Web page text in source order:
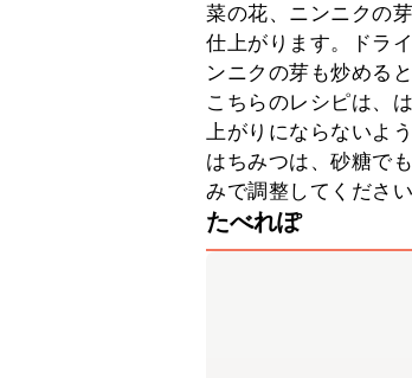
菜の花、ニンニクの
仕上がります。ドラ
ンニクの芽も炒める
こちらのレシピは、
上がりにならないよ
はちみつは、砂糖で
みで調整してください
たべれぽ